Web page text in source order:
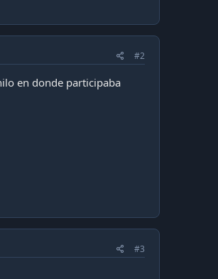
#2
en donde participaba
#3